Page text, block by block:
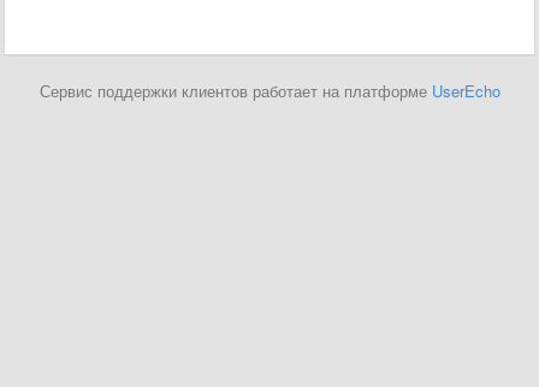
Сервис поддержки клиентов работает на платформе UserEcho